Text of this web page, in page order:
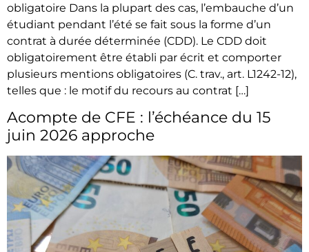
obligatoire Dans la plupart des cas, l’embauche d’un
étudiant pendant l’été se fait sous la forme d’un
contrat à durée déterminée (CDD). Le CDD doit
obligatoirement être établi par écrit et comporter
plusieurs mentions obligatoires (C. trav., art. L1242-12),
telles que : le motif du recours au contrat […]
Acompte de CFE : l’échéance du 15
juin 2026 approche